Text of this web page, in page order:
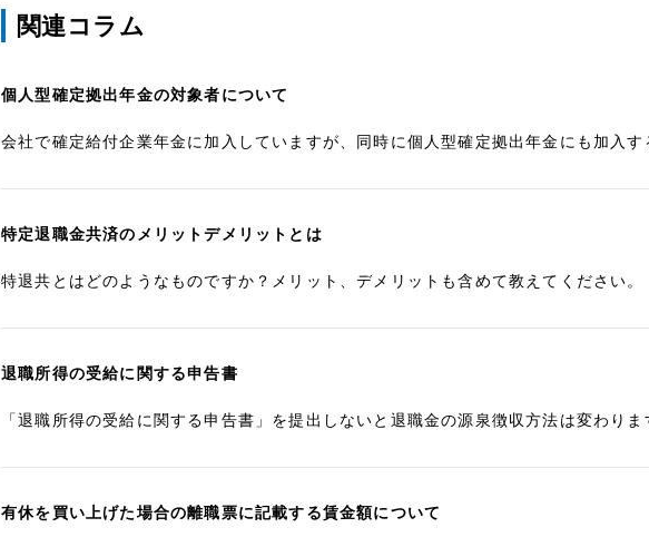
関連コラム
個人型確定拠出年金の対象者について
会社で確定給付企業年金に加入していますが、同時に個人型確定拠出年金にも加入す
特定退職金共済のメリットデメリットとは
特退共とはどのようなものですか？メリット、デメリットも含めて教えてください。
退職所得の受給に関する申告書
「退職所得の受給に関する申告書」を提出しないと退職金の源泉徴収方法は変わりま
有休を買い上げた場合の離職票に記載する賃金額について